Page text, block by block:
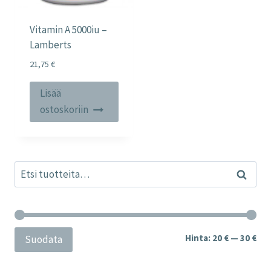
Vitamin A 5000iu –
Lamberts
21,75 €
Lisää
ostoskoriin
Etsi: Haku
Suodata Hinta: 20 € — 30 €